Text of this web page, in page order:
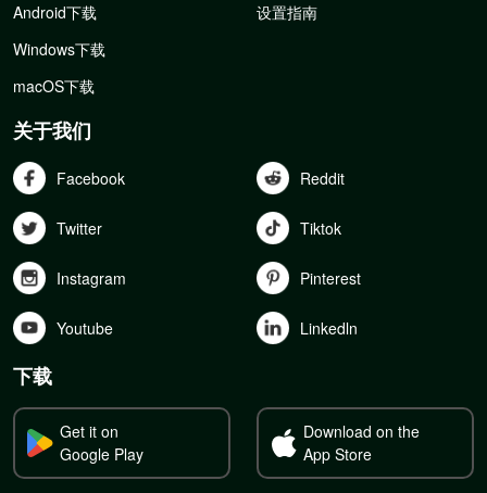
Android下载
Windows下载
macOS下载
设置指南
关于我们
Facebook Reddit
Twitter Tiktok
Instagram Pinterest
Youtube Linkedln
下载
Get it on
Google Play
Download on the
App Store